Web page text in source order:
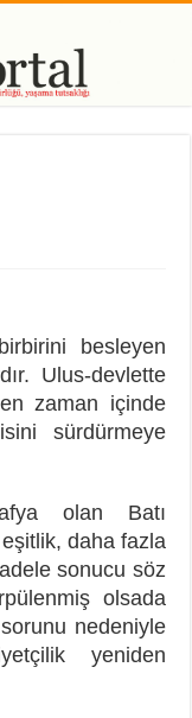
besleyen
Ulus-devlette
zaman içinde
sürdürmeye
olan Batı
eşitlik, daha fazla
sonucu söz
olsada
nedeniyle
yeniden